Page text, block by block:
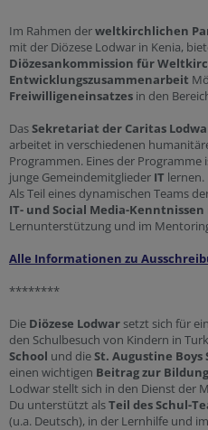
Im Rahmen derweltkirchlichen
mit der Diözese Lodwar in Kenia,
Diözesankommission für
Entwicklungszusammenarbeit
Freiwilligeneinsatzes in den
DasSekretariat der Caritas
arbeitet in verschiedenen
Programmen. Eines der Programme
junge Gemeindemitglieder IT lernen.
Als Teil eines dynamischen Teams
IT- und Social Media-Kenntnissen
Lernunterstützung und im
Alle Informationen zu
********
Die Diözese Lodwar setzt sich für
den Schulbesuch von Kindern in
School und dieSt. Augustine Boys
einen wichtigen Beitrag zur Bildung
Lodwar stellt sich in den Dienst der
Du unterstützt alsTeil des Schul-
(u.a. Deutsch), in der Lernhilfe und